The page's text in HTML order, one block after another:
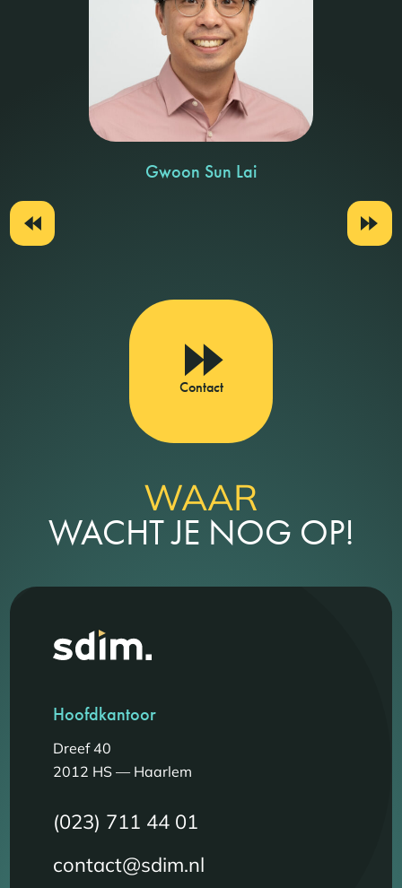
Gwoon Sun Lai
Contact
WAAR
WACHT JE NOG OP!
Hoofdkantoor
Dreef 40
2012 HS — Haarlem
(023) 711 44 01
contact@sdim.nl